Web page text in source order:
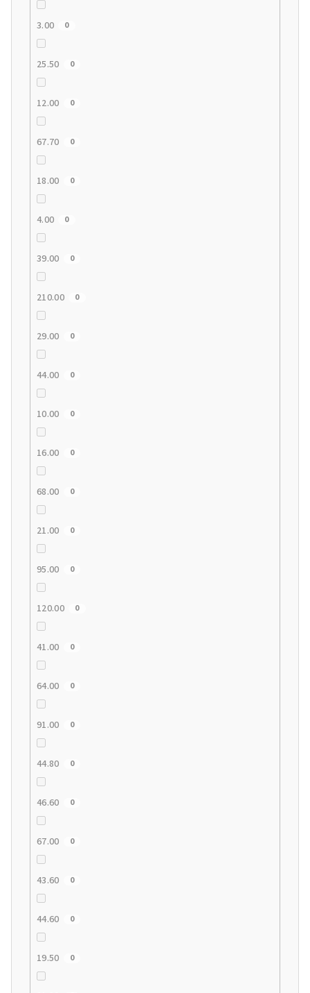
3.00 0
25.50 0
12.00 0
67.70 0
18.00 0
4.00 0
39.00 0
210.00 0
29.00 0
44.00 0
10.00 0
16.00 0
68.00 0
21.00 0
95.00 0
120.00 0
41.00 0
64.00 0
91.00 0
44.80 0
46.60 0
67.00 0
43.60 0
44.60 0
19.50 0